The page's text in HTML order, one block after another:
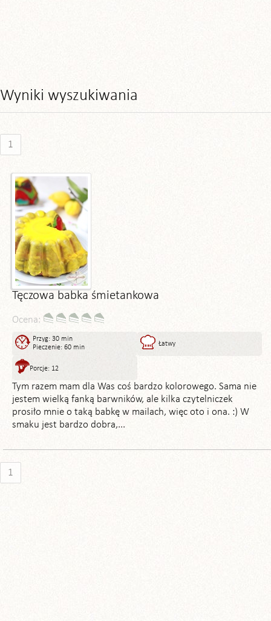
Wyniki wyszukiwania
1
Tęczowa babka śmietankowa
Ocena:
Przyg: 30 min
Pieczenie: 60 min
Łatwy
Porcje: 12
Tym razem mam dla Was coś bardzo kolorowego. Sama nie
jestem wielką fanką barwników, ale kilka czytelniczek
prosiło mnie o taką babkę w mailach, więc oto i ona. :) W
smaku jest bardzo dobra,...
1